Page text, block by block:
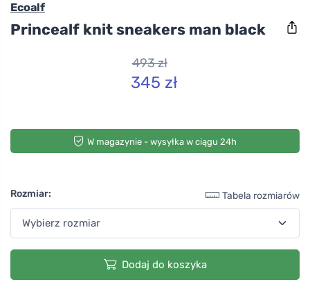
Ecoalf
Princealf knit sneakers man black
493 zł
345 zł
W magazynie - wysyłka w ciągu 24h
Rozmiar: Tabela rozmiarów
Dodaj do koszyka